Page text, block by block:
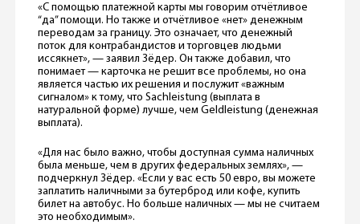
«С помощью платежной карты мы говорим отчётливое
“да” помощи. Но также и отчётливое «нет» денежным
переводам за границу. Это означает, что денежный
поток для контрабандистов и торговцев людьми
иссякнет», — заявил Зёдер. Он также добавил, что
понимает — карточка не решит все проблемы, но она
является частью их решения и послужит «важным
сигналом» к тому, что Sachleistung (выплата в
натуральной форме) лучше, чем Geldleistung (денежная
выплата).
«Для нас было важно, чтобы доступная сумма наличных
была меньше, чем в других федеральных землях», —
подчеркнул Зёдер. «Если у вас есть 50 евро, вы можете
заплатить наличными за бутерброд или кофе, купить
билет на автобус. Но больше наличных — мы не считаем
это необходимым».